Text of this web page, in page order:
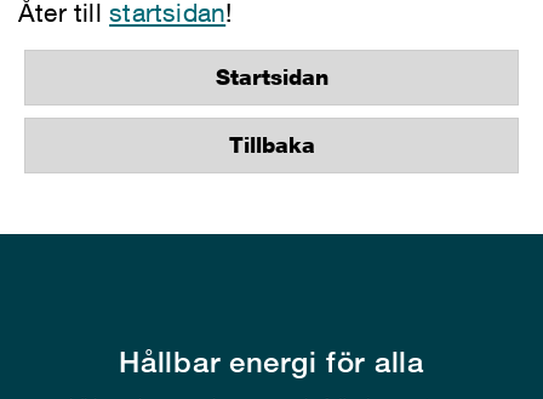
Åter tillstartsidan!
Startsidan
Tillbaka
Hållbar energi för alla